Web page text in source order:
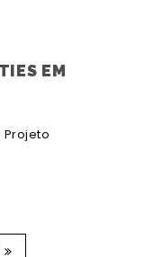
EM
Projeto